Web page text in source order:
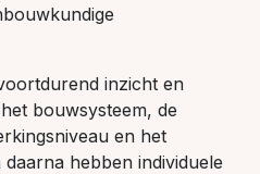
inzicht en
bouwsysteem, de
en het
hebben individuele